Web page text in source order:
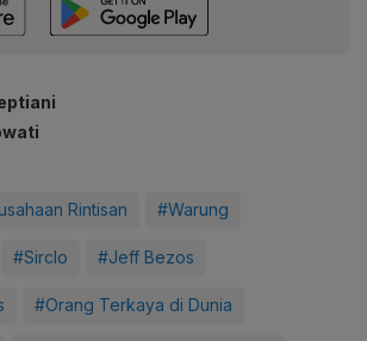
Rintisan #Warung
#Sirclo #Jeff Bezos
#Orang Terkaya di Dunia